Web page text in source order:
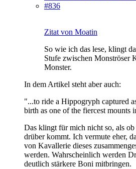
#836
Zitat von Moatin
So wie ich das lese, klingt
Stufe zwischen Monströser
Monster.
In dem Artikel steht aber auch:
"...to ride a Hippogryph captured
birth as one of the fiercest mounts
Das klingt für mich nicht so, als
drüber kommt. Ich vermute eher,
von Kavallerie dieses
werden. Wahrscheinlich werden
deutlich stärkere Boni mitbringen.